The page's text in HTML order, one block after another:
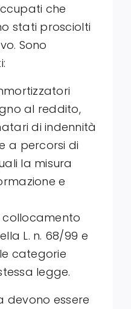
che
stati prosciolti
Sono
al reddito,
di indennità
a percorsi di
la misura
e
collocamento
L. n. 68/99 e
categorie
legge.
devono essere